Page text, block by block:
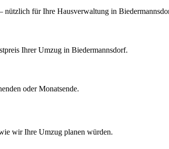
nützlich für Ihre Hausverwaltung in
Ihrer Umzug in Biedermannsdorf.
oder Monatsende.
wir Ihre Umzug planen würden.